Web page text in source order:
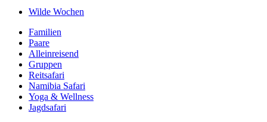
Wilde Wochen
Familien
Paare
Alleinreisend
Gruppen
Reitsafari
Namibia Safari
Yoga & Wellness
Jagdsafari